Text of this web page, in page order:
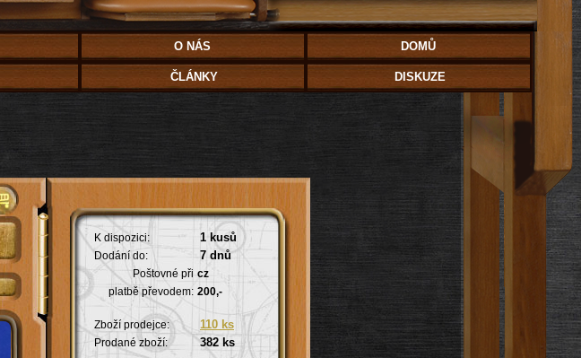
K dispozici: 1 kusů
Dodání do: 7 dnů
Poštovné při cz
platbě převodem: 200,-
Zboží prodejce: 110 ks
Prodané zboží: 382 ks
DOMŮ
O NÁS
DISKUZE
ČLÁNKY